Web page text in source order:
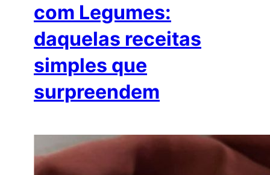
com Legumes:
daquelas receitas
simples que
surpreendem